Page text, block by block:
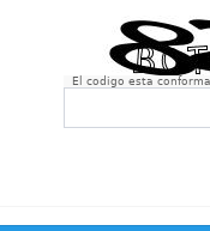
El codigo esta